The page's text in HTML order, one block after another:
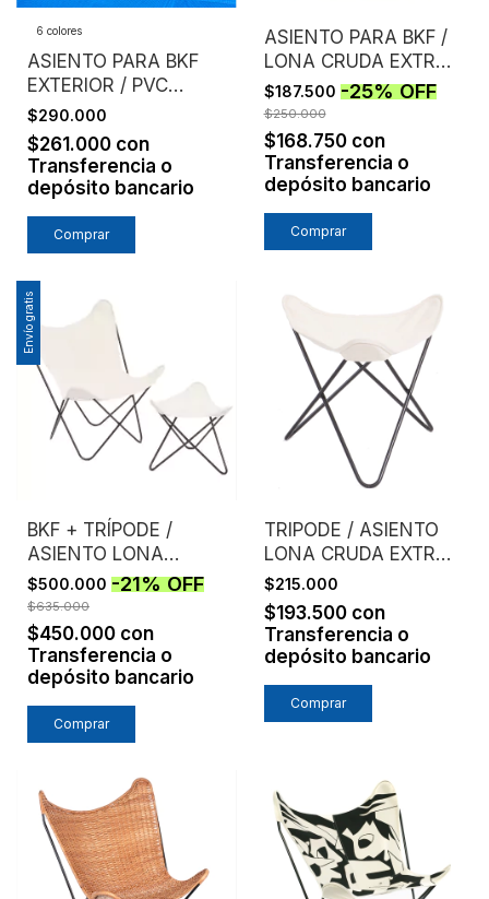
6 colores
ASIENTO PARA BKF
EXTERIOR / PVC
MICROPERFORADO /
SIN ESTRUCTURA
$290.000
$261.000 con
Transferencia o
depósito bancario
Comprar
ASIENTO PARA BKF /
LONA CRUDA EXTRA
FUERTE / SIN
ESTRUCTURA
$187.500 -25%OFF
$250.000
$168.750 con
Transferencia o
depósito bancario
Envío gratis
BKF + TRÍPODE /
ASIENTO LONA
CRUDA EXTRA
FUERTE /
ESTRUCTURA NEGRA
$500.000 -21%OFF
$635.000
$450.000 con
Transferencia o
depósito bancario
Comprar
TRIPODE / ASIENTO
LONA CRUDA EXTRA
FUERTE
$215.000
$193.500 con
Transferencia o
depósito bancario
Comprar